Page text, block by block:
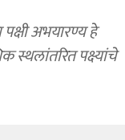
अभयारण्य हे
स्थलांतरित पक्ष्यांचे